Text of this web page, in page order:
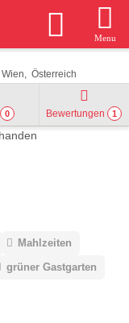
Menu
Wien Österreich
0 Bewertungen 1
Mahlzeiten
grüner Gastgarten